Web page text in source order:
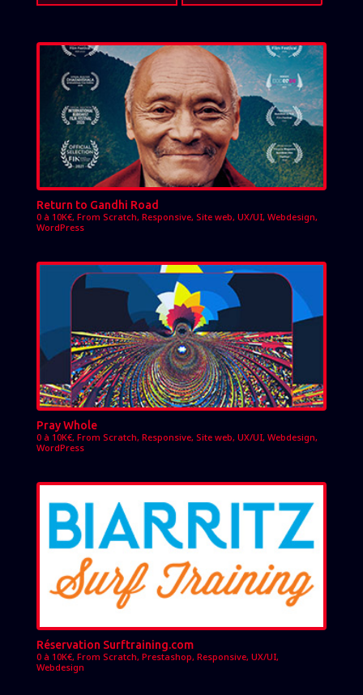
Return to Gandhi Road
0 à 10K€, From Scratch, Responsive, Site web, UX/UI, Webdesign,
WordPress
Pray Whole
0 à 10K€, From Scratch, Responsive, Site web, UX/UI, Webdesign,
WordPress
Réservation Surftraining.com
0 à 10K€, From Scratch, Prestashop, Responsive, UX/UI,
Webdesign